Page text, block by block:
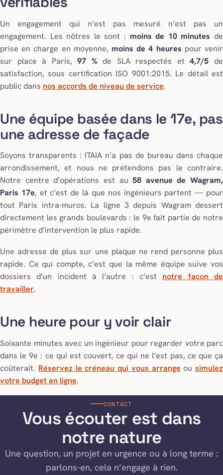
Un engagement qui n’est pas mesuré n’est pas un
engagement. Les nôtres le sont : moins de 10 minutes de
prise en charge en moyenne, moins de 4 heures pour venir
sur place à Paris,97 %de SLA respectés et4,7/5 de
satisfaction, sous certification ISO 9001:2015. Le détail est
public dans nos accords de niveau de service.
Une équipe basée dans le 17e, pas
une adresse de façade
Soyons transparents : ITAIA n’a pas de bureau dans chaque
arrondissement, et nous ne prétendons pas le contraire.
Notre centre d’opérations est au58 avenue de Wagram,
Paris 17e, et c’est de là que nos ingénieurs partent — pour
tout Paris intra-muros. La ligne 3 depuis Wagram dessert
directement les grands boulevards : le 9e fait partie de notre
périmètre d’intervention le plus rapide.
Une adresse de plus sur une plaque ne rend personne plus
rapide. Ce qui compte, c’est que la même équipe suive vos
dossiers d’un incident à l’autre : c’est notre façon de
travailler.
Une heure pour y voir clair
Soixante minutes avec un ingénieur pour regarder votre parc
dans le 9e : ce qui est couvert, ce qui ne l’est pas, ce que ça
coûterait. Réservez le créneau qui vous arrange ou simulez
votre budget en ligne.
CONTACT
Vous écouter est dans
notre nature
Une question, un projet en urgence ou à long terme :
parlons-en, cela n’engage à rien.